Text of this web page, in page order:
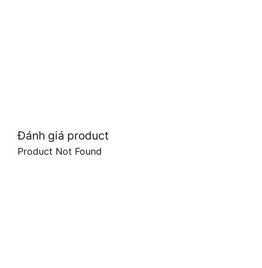
Đánh giá product
Product Not Found